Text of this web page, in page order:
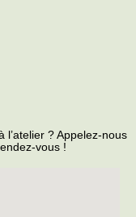
l’atelier ? Appelez-nous
vous !